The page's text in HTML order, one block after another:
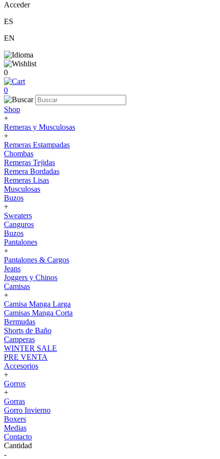
Acceder
ES
EN
0
0
Shop
+
Remeras y Musculosas
+
Remeras Estampadas
Chombas
Remeras Tejidas
Remera Bordadas
Remeras Lisas
Musculosas
Buzos
+
Sweaters
Canguros
Buzos
Pantalones
+
Pantalones & Cargos
Jeans
Joggers y Chinos
Camisas
+
Camisa Manga Larga
Camisas Manga Corta
Bermudas
Shorts de Baño
Camperas
WINTER SALE
PRE VENTA
Accesorios
+
Gorros
+
Gorras
Gorro Invierno
Boxers
Medias
Contacto
Cantidad
-